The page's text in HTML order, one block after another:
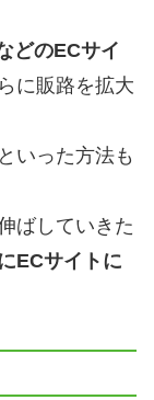
どのECサイ
に販路を拡大
いった方法も
ばしていきた
ECサイトに